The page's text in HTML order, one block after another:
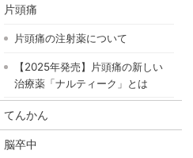
片頭痛
片頭痛の注射薬について
【2025年発売】片頭痛の新しい
治療薬「ナルティーク」とは
てんかん
脳卒中